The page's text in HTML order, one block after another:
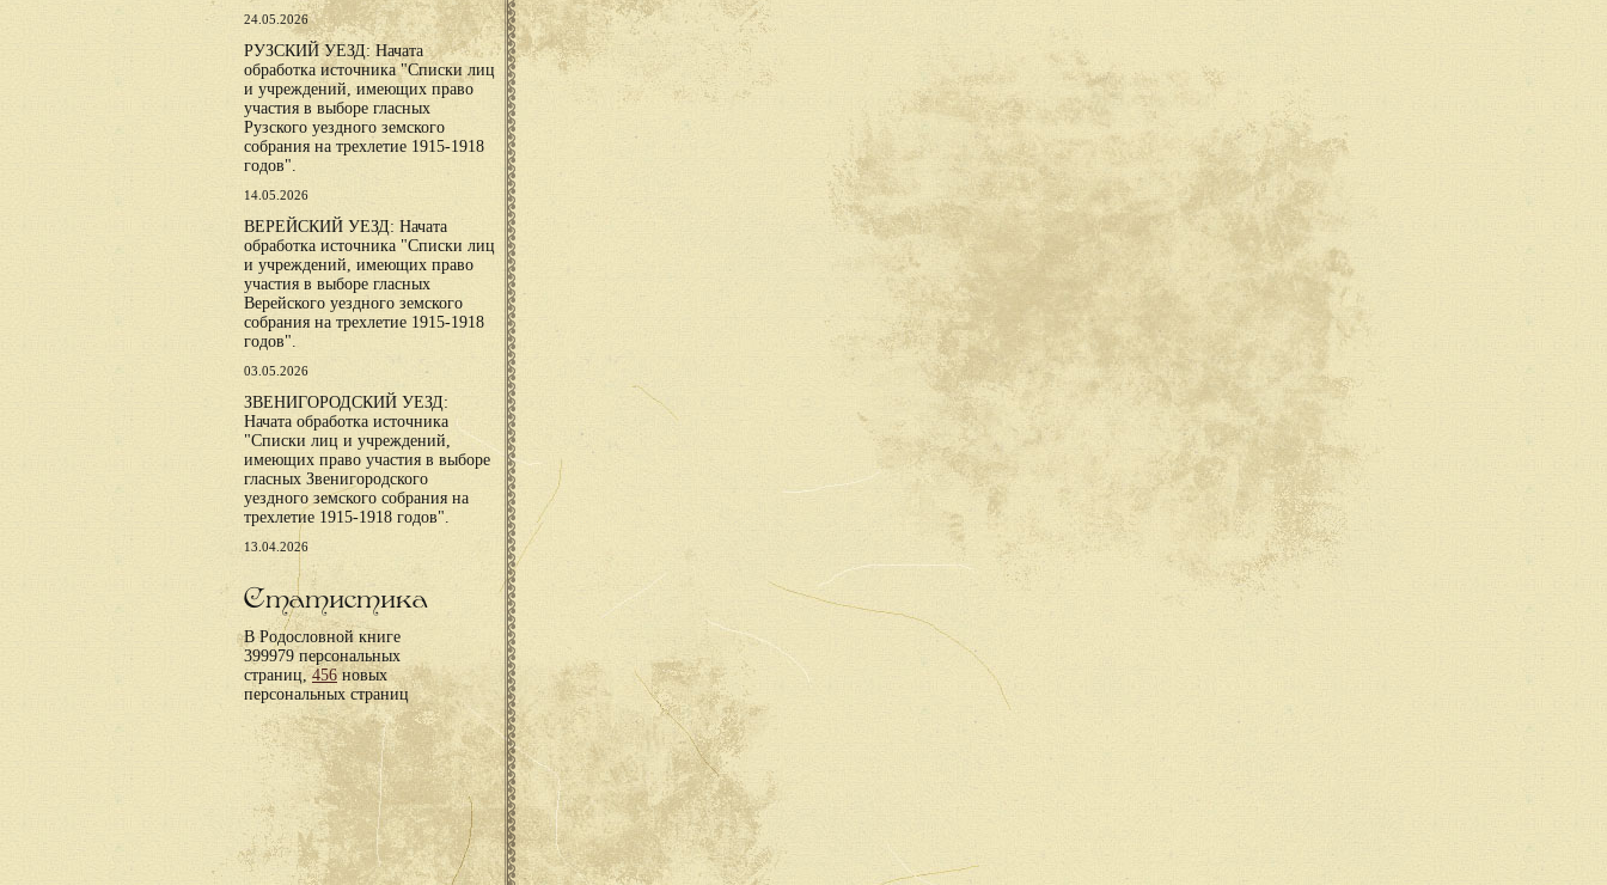
24.05.2026
РУЗСКИЙ УЕЗД: Начата
обработка источника "Списки лиц
и учреждений, имеющих право
участия в выборе гласных
Рузского уездного земского
собрания на трехлетие 1915-1918
годов".
14.05.2026
ВЕРЕЙСКИЙ УЕЗД: Начата
обработка источника "Списки лиц
и учреждений, имеющих право
участия в выборе гласных
Верейского уездного земского
собрания на трехлетие 1915-1918
годов".
03.05.2026
ЗВЕНИГОРОДСКИЙ УЕЗД:
Начата обработка источника
"Списки лиц и учреждений,
имеющих право участия в выборе
гласных Звенигородского
уездного земского собрания на
трехлетие 1915-1918 годов".
13.04.2026
Статистика
В Родословной книге
399979 персональных
страниц,456новых
персональных страниц